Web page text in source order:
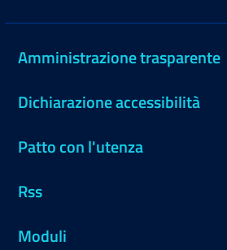
Amministrazione trasparente
Dichiarazione accessibilità
Patto con l'utenza
Rss
Moduli